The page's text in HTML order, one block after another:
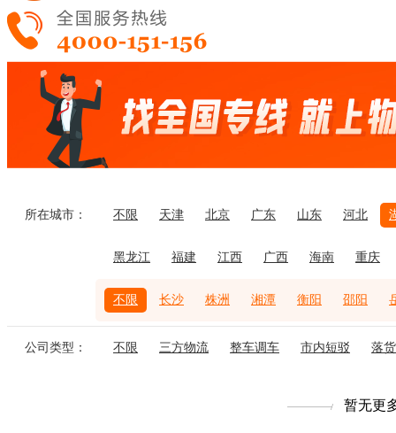
所在城市： 不限 天津 北京 广东 山东 河北
黑龙江 福建 江西 广西 海南 重庆
不限 长沙 株洲 湘潭 衡阳 邵阳
公司类型： 不限 三方物流 整车调车 市内短驳 落
暂无更